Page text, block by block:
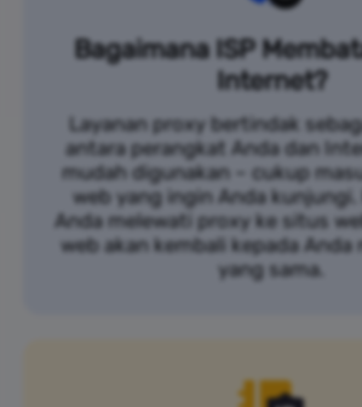
Bagaimana ISP
Internet?
Layanan proxy bertindak
antara perangkat Anda dan
mudah digunakan – cukup
web yang ingin Anda
Anda melewati proxy ke situs
web akan kembali kepada Anda
yang sama.